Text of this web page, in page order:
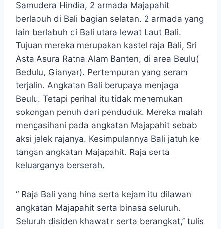
Samudera Hindia, 2 armada Majapahit
berlabuh di Bali bagian selatan. 2 armada yang
lain berlabuh di Bali utara lewat Laut Bali.
Tujuan mereka merupakan kastel raja Bali, Sri
Asta Asura Ratna Alam Banten, di area Beulu(
Bedulu, Gianyar). Pertempuran yang seram
terjalin. Angkatan Bali berupaya menjaga
Beulu. Tetapi perihal itu tidak menemukan
sokongan penuh dari penduduk. Mereka malah
mengasihani pada angkatan Majapahit sebab
aksi jelek rajanya. Kesimpulannya Bali jatuh ke
tangan angkatan Majapahit. Raja serta
keluarganya berserah.
“ Raja Bali yang hina serta kejam itu dilawan
angkatan Majapahit serta binasa seluruh.
Seluruh disiden khawatir serta berangkat,” tulis